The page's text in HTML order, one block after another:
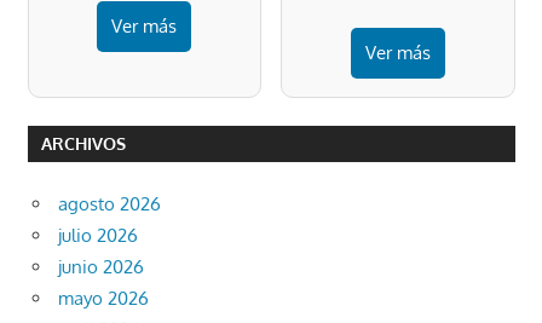
Ver más
Ver más
ARCHIVOS
agosto 2026
julio 2026
junio 2026
mayo 2026